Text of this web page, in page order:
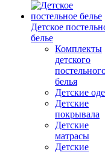
Детское
белье
Комплекты
детского
белья
Детские
Детские
покрывала
Детские
матрасы
Детские